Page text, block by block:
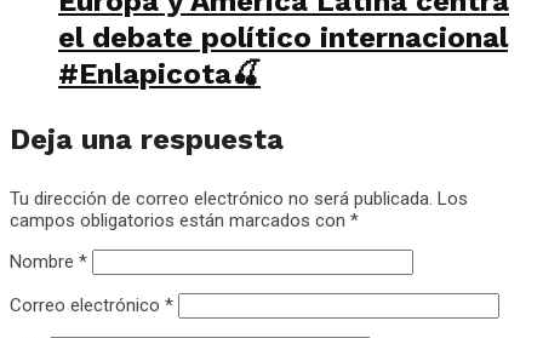
el debate político internacional
#Enlapicota🍒
Deja una respuesta
Tu dirección de correo electrónico no será publicada. Los
campos obligatorios están marcados con *
Nombre *
Correo electrónico *